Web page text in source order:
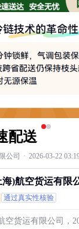
配送
公司 · 2026-03-22
海)航空货运有限
通过真实性核验
空货运有限公司，